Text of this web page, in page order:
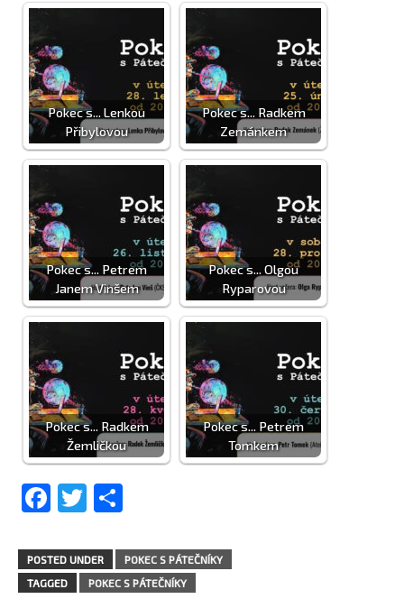
Pokec s... Lenkou
Přibylovou
Pokec s... Radkem
Zemánkem
Pokec s... Petrem
Janem Vinšem
Pokec s... Olgou
Ryparovou
Pokec s... Radkem
Žemličkou
Pokec s... Petrem
Tomkem
Facebook
Twitter
POSTED UNDER
POKEC S PÁTEČNÍKY
TAGGED
POKEC S PÁTEČNÍKY